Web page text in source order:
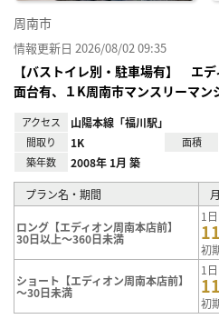
周南市
情報更新日 2026/08/02 09:35
【バストイレ別・駐車場有】 エ
面台有、１K周南市マンスリーマン
アクセス 山陽本線「福川駅」
間取り 1K 面積
築年数 2008年 1月 築
プラン名・期間
ロング【エディオン周南本店前】
30日以上～360日未満
1
初
ショート【エディオン周南本店前】
～30日未満
1
初